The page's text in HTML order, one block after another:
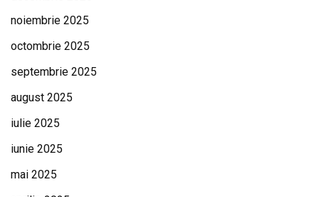
noiembrie 2025
octombrie 2025
septembrie 2025
august 2025
iulie 2025
iunie 2025
mai 2025